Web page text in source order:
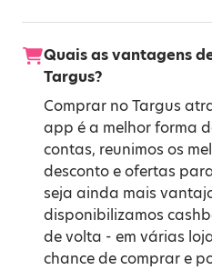
Quais as vantagens
Targus?
Comprar no Targus
app é a melhor forma
contas, reunimos os
desconto e ofertas
seja ainda mais
disponibilizamos
de volta - em várias
chance de comprar e